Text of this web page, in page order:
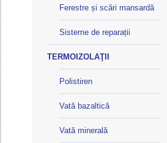
Ferestre și scări mansardă
Sisteme de reparații
TERMOIZOLAŢII
Polistiren
Vată bazaltică
Vată minerală